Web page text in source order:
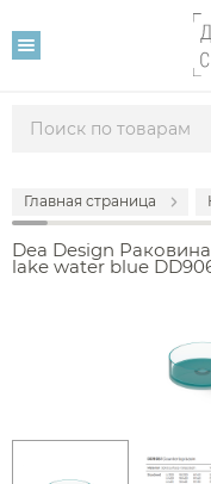
Главная страница
Dea Design
lake water blue